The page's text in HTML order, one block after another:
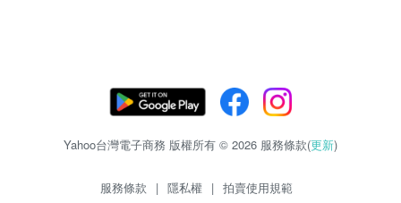
Yahoo台灣電子商務 版權所有 © 2026 服務條款(更新)
服務條款 | 隱私權 | 拍賣使用規範